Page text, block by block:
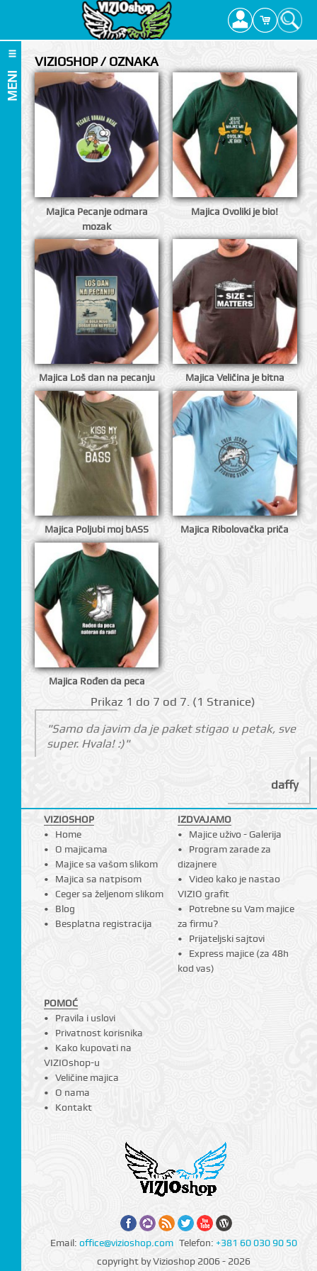
MENI
VIZIOSHOP / OZNAKA
Majica Pecanje odmara
mozak
Majica Ovoliki je bio!
Majica Loš dan na pecanju Majica Veličina je bitna
Majica Poljubi moj bASS Majica Ribolovačka priča
Majica Rođen da peca
Prikаz 1 do 7 оd 7. (1 Strаnicе)
"Samo da javim da je paket stigao u petak, sve
super. Hvala! :)"
daffy
VIZIOSHOP
Home
O majicama
Majice sa vašom slikom
Majica sa natpisom
Ceger sa željenom slikom
Blog
Besplatna registracija
IZDVAJAMO
Majice uživo - Galerija
Program zarade za
dizajnere
Video kako je nastao
VIZIO grafit
Potrebne su Vam majice
za firmu?
Prijateljski sajtovi
Express majice (za 48h
kod vas)
POMOĆ
Pravila i uslovi
Privatnost korisnika
Kako kupovati na
VIZIOshop-u
Veličine majica
O nama
Kontakt
Email: office@vizioshop.com Telefon: +381 60 030 90 50
copyright by Vizioshop 2006 - 2026